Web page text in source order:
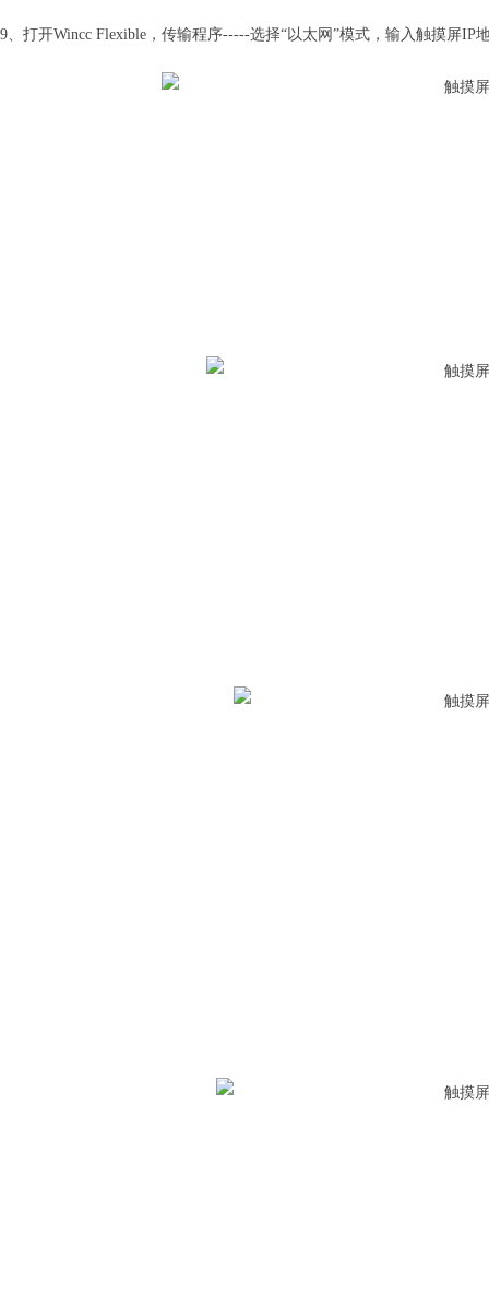
9、打开Wincc Flexible，传输程序-----选择“以太网”模式，输入触摸屏IP